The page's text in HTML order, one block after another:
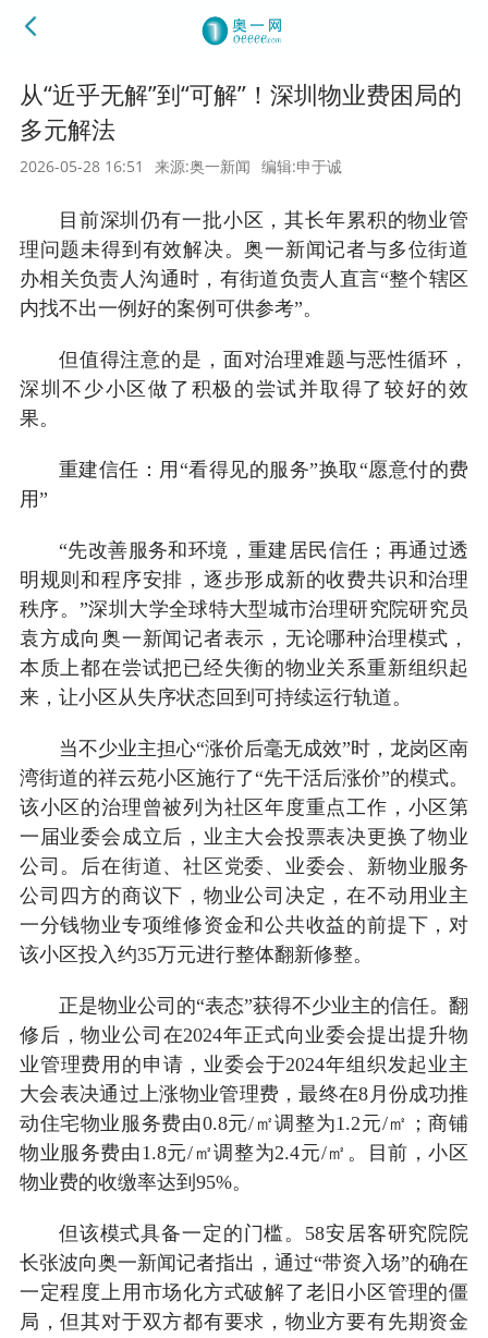
从“近乎无解”到“可解”！深圳物业费困局的
多元解法
2026-05-28 16:51 来源:奥一新闻 编辑:申于诚
目前深圳仍有一批小区，其长年累积的物业管
理问题未得到有效解决。奥一新闻记者与多位街道
办相关负责人沟通时，有街道负责人直言“整个辖区
内找不出一例好的案例可供参考”。
但值得注意的是，面对治理难题与恶性循环，
深圳不少小区做了积极的尝试并取得了较好的效
果。
重建信任：用“看得见的服务”换取“愿意付的费
用”
“先改善服务和环境，重建居民信任；再通过透
明规则和程序安排，逐步形成新的收费共识和治理
秩序。”深圳大学全球特大型城市治理研究院研究员
袁方成向奥一新闻记者表示，无论哪种治理模式，
本质上都在尝试把已经失衡的物业关系重新组织起
来，让小区从失序状态回到可持续运行轨道。
当不少业主担心“涨价后毫无成效”时，龙岗区南
湾街道的祥云苑小区施行了“先干活后涨价”的模式。
该小区的治理曾被列为社区年度重点工作，小区第
一届业委会成立后，业主大会投票表决更换了物业
公司。后在街道、社区党委、业委会、新物业服务
公司四方的商议下，物业公司决定，在不动用业主
一分钱物业专项维修资金和公共收益的前提下，对
该小区投入约35万元进行整体翻新修整。
正是物业公司的“表态”获得不少业主的信任。翻
修后，物业公司在2024年正式向业委会提出提升物
业管理费用的申请，业委会于2024年组织发起业主
大会表决通过上涨物业管理费，最终在8月份成功推
动住宅物业服务费由0.8元/㎡调整为1.2元/㎡；商铺
物业服务费由1.8元/㎡调整为2.4元/㎡。目前，小区
物业费的收缴率达到95%。
但该模式具备一定的门槛。58安居客研究院院
长张波向奥一新闻记者指出，通过“带资入场”的确在
一定程度上用市场化方式破解了老旧小区管理的僵
局，但其对于双方都有要求，物业方要有先期资金